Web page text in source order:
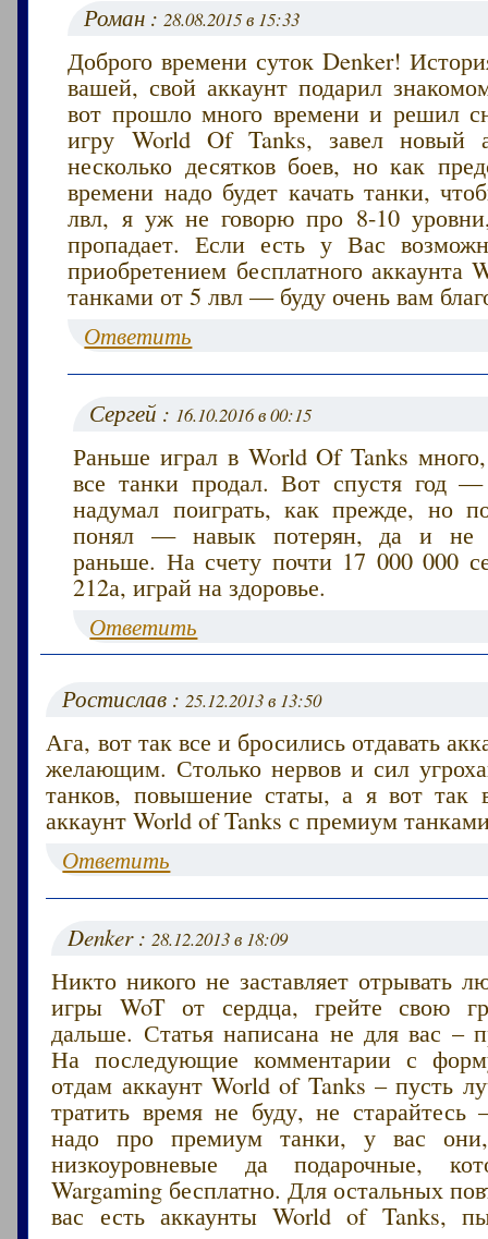
Роман :28.08.2015 в 15:33
Доброго времени суток Denker!
вашей, свой аккаунт подарил
вот прошло много времени и решил
игру World Of Tanks, завел новый
несколько десятков боев, но как
времени надо будет качать танки,
лвл, я уж не говорю про 8-10
пропадает. Если есть у Вас
приобретением бесплатного аккаунта
танками от 5 лвл — буду очень вам
Ответить
Сергей : 16.10.2016 в 00:15
Раньше играл в World Of Tanks
все танки продал. Вот спустя год —
надумал поиграть, как прежде, но
понял — навык потерян, да и не
раньше. На счету почти 17 000 000
212а, играй на здоровье.
Ответить
Ростислав :25.12.2013 в 13:50
Ага, вот так все и бросились отдавать
желающим. Столько нервов и сил
танков, повышение статы, а я вот так
аккаунт World of Tanks с премиум
Ответить
Denker :28.12.2013 в 18:09
Никто никого не заставляет отрывать
игры WoT от сердца, грейте свою
дальше. Статья написана не для вас –
На последующие комментарии с
отдам аккаунт World of Tanks – пусть
тратить время не буду, не
надо про премиум танки, у вас они,
низкоуровневые да подарочные,
Wargaming бесплатно. Для остальных
вас есть аккаунты World of Tanks,